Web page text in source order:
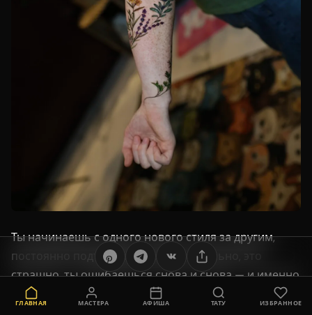
Ты начинаешь с одного нового стиля за другим,
постоянно подталкивая себя. Это больно, это
страшно, ты ошибаешься снова и снова — и именно
так ты учишься. Ты живешь под постоянным
ГЛАВНАЯ МАСТЕРА АФИША ТАТУ ИЗБРАННОЕ